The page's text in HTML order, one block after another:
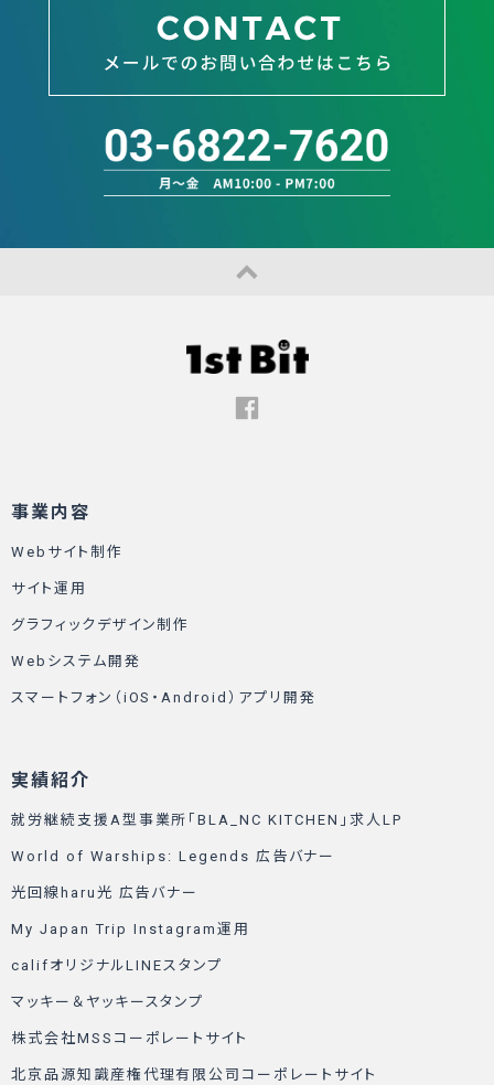
事業内容
Webサイト制作
サイト運用
グラフィックデザイン制作
Webシステム開発
スマートフォン（iOS・Android）アプリ開発
実績紹介
就労継続支援A型事業所「BLA_NC KITCHEN」求人LP
World of Warships: Legends 広告バナー
光回線haru光 広告バナー
My Japan Trip Instagram運用
califオリジナルLINEスタンプ
マッキー＆ヤッキースタンプ
株式会社MSSコーポレートサイト
北京品源知識産権代理有限公司コーポレートサイト